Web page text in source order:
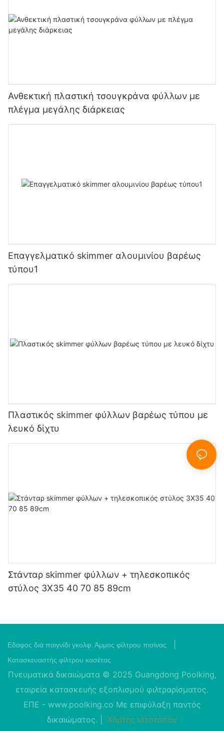
Ανθεκτική πλαστική τσουγκράνα φύλλων με
πλέγμα μεγάλης διάρκειας
Επαγγελματικό skimmer αλουμινίου βαρέως
τύπου1
Πλαστικός skimmer φύλλων βαρέως τύπου με
λευκό δίχτυ
Στάνταρ skimmer φύλλων + τηλεσκοπικός
στύλος 3X35 40 70 85 89cm
Εδαφος διά παιγνίδι γκολφ: Άμμος φίλτρου πισίνας
Κατασκευαστής φίλτρου κασέτας
Πνευματικά δικαιώματα © 2025 Guangdong Poolking,
εταιρεία κατασκευής εξοπλισμού φιλτραρίσματος.
ΕΠΕ - www.poolking.co Με επιφύλαξη παντός
δικαιώματος. |
Χάρτης ιστότοπου